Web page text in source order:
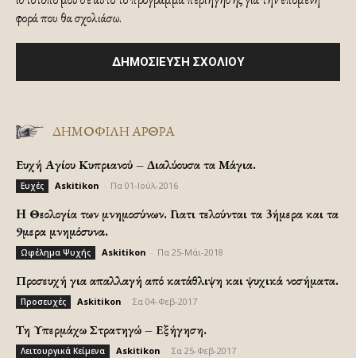
φορά που θα σχολιάσω.
ΔΗΜΟΦΙΛΗ ΑΡΘΡΑ
Ευχή Αγίου Κυπριανού – Διαλύουσα τα Μάγια.
Ευχές Askitikon Πα 01-Ιούλ-2016
H Θεολογία των μνημοσύνων. Γιατι τελούνται τα 3ήμερα και τα
9μερα μνημόσυνα.
Ωφέλημα Ψυχής Askitikon Πα 25-Μάι-2018
Προσευχή για απαλλαγή από κατάθλιψη και ψυχικά νοσήματα.
Προσευχές Askitikon Σα 04-Φεβ-2017
Τη Υπερμάχω Στρατηγώ – Εξήγηση.
Λειτουργικά Κείμενα Askitikon Σα 25-Φεβ-2017